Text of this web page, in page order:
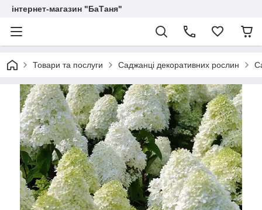
інтернет-магазин "БаТаня"
Товари та послуги Саджанці декоративних рослин